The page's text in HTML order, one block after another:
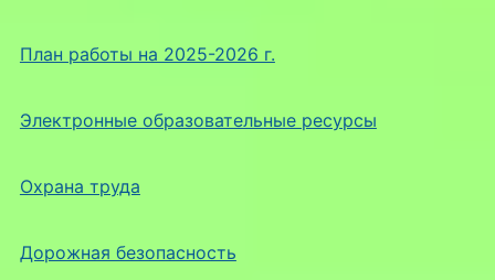
План работы на 2025-2026 г.
Электронные образовательные ресурсы
Охрана труда
Дорожная безопасность